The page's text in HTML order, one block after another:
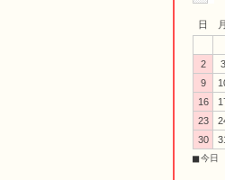
日 月
2
3
9
16
23
30
■今日